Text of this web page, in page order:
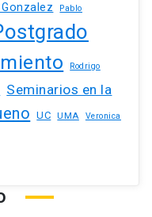
Pablo
Rodrigo
Seminarios en la
UC UMA
Veronica